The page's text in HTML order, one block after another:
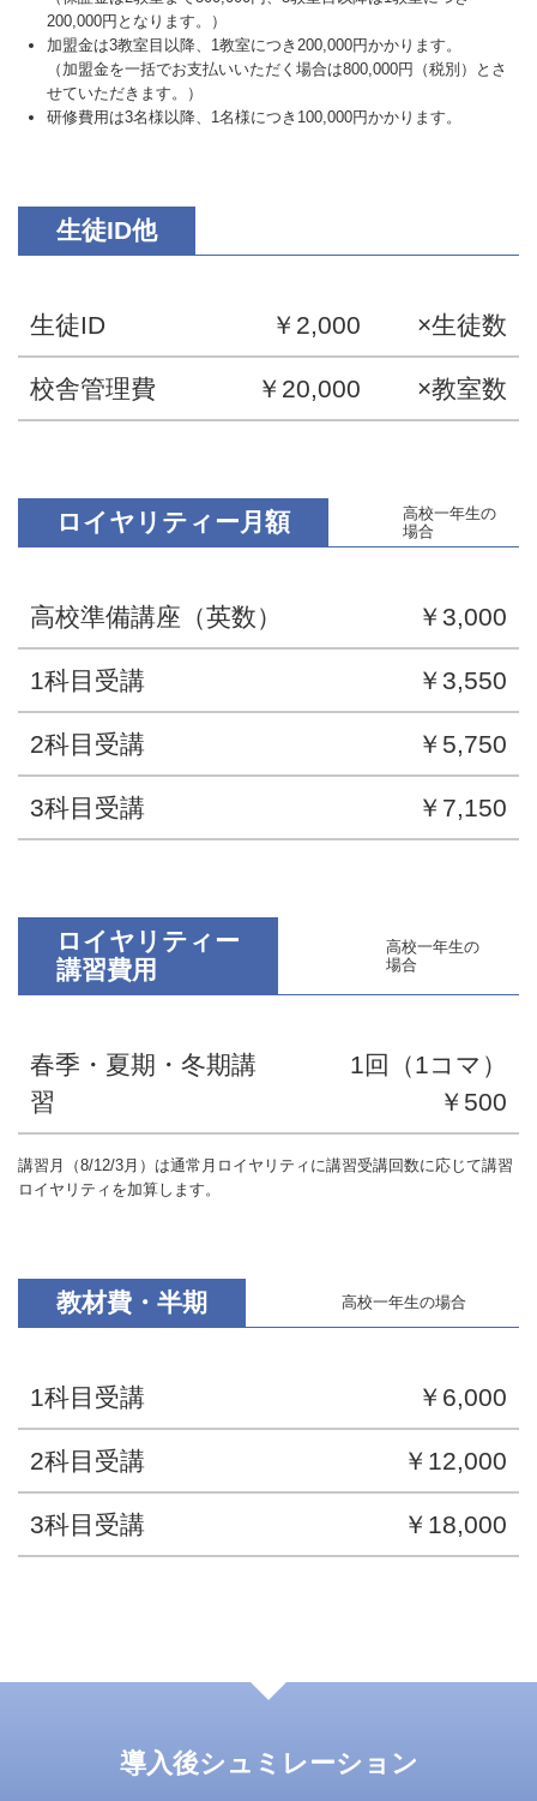
200,000円となります。）
加盟金は3教室目以降、1教室につき200,000円かかります。
（加盟金を一括でお支払いいただく場合は800,000円（税別）とさ
せていただきます。）
研修費用は3名様以降、1名様につき100,000円かかります。
生徒ID他
生徒ID ￥2,000 ×生徒数
校舎管理費 ￥20,000 ×教室数
ロイヤリティー月額
高校一年生の
場合
高校準備講座（英数） ￥3,000
1科目受講 ￥3,550
2科目受講 ￥5,750
3科目受講 ￥7,150
ロイヤリティー
講習費用
高校一年生の
場合
春季・夏期・冬期講
習
1回（1コマ）
￥500
講習月（8/12/3月）は通常月ロイヤリティに講習受講回数に応じて講習
ロイヤリティを加算します。
教材費・半期 高校一年生の場合
1科目受講 ￥6,000
2科目受講 ￥12,000
3科目受講 ￥18,000
導入後シュミレーション